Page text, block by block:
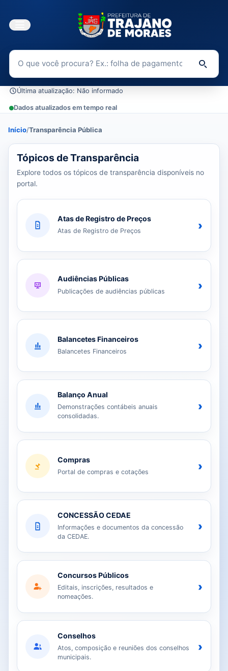
Buscar no Portal da Transparência
Última atualização: Não informado
Dados atualizados em tempo real
Início/Transparência Pública
0 tópicos carregados do banco de dados.
Tópicos de Transparência
Explore todos os tópicos de transparência disponíveis no
portal.
Atas de Registro de Preços
Atas de Registro de Preços ›
Audiências Públicas
Publicações de audiências públicas ›
Balancetes Financeiros
Balancetes Financeiros ›
Balanço Anual
Demonstrações contábeis anuais
consolidadas.
›
Compras
Portal de compras e cotações ›
CONCESSÃO CEDAE
Informações e documentos da concessão
da CEDAE.
›
Concursos Públicos
Editais, inscrições, resultados e
nomeações.
›
Conselhos
Atos, composição e reuniões dos conselhos
municipais.
›